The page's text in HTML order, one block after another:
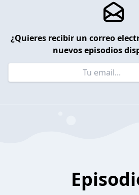
¿Quieres recibir un correo
nuevos episodios